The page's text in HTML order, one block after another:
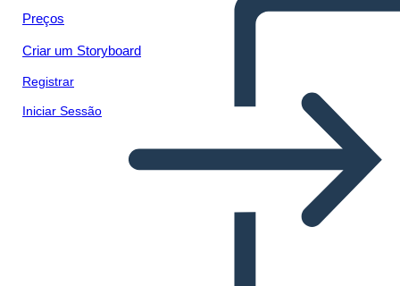
Preços
Criar um Storyboard
Registrar
Iniciar Sessão